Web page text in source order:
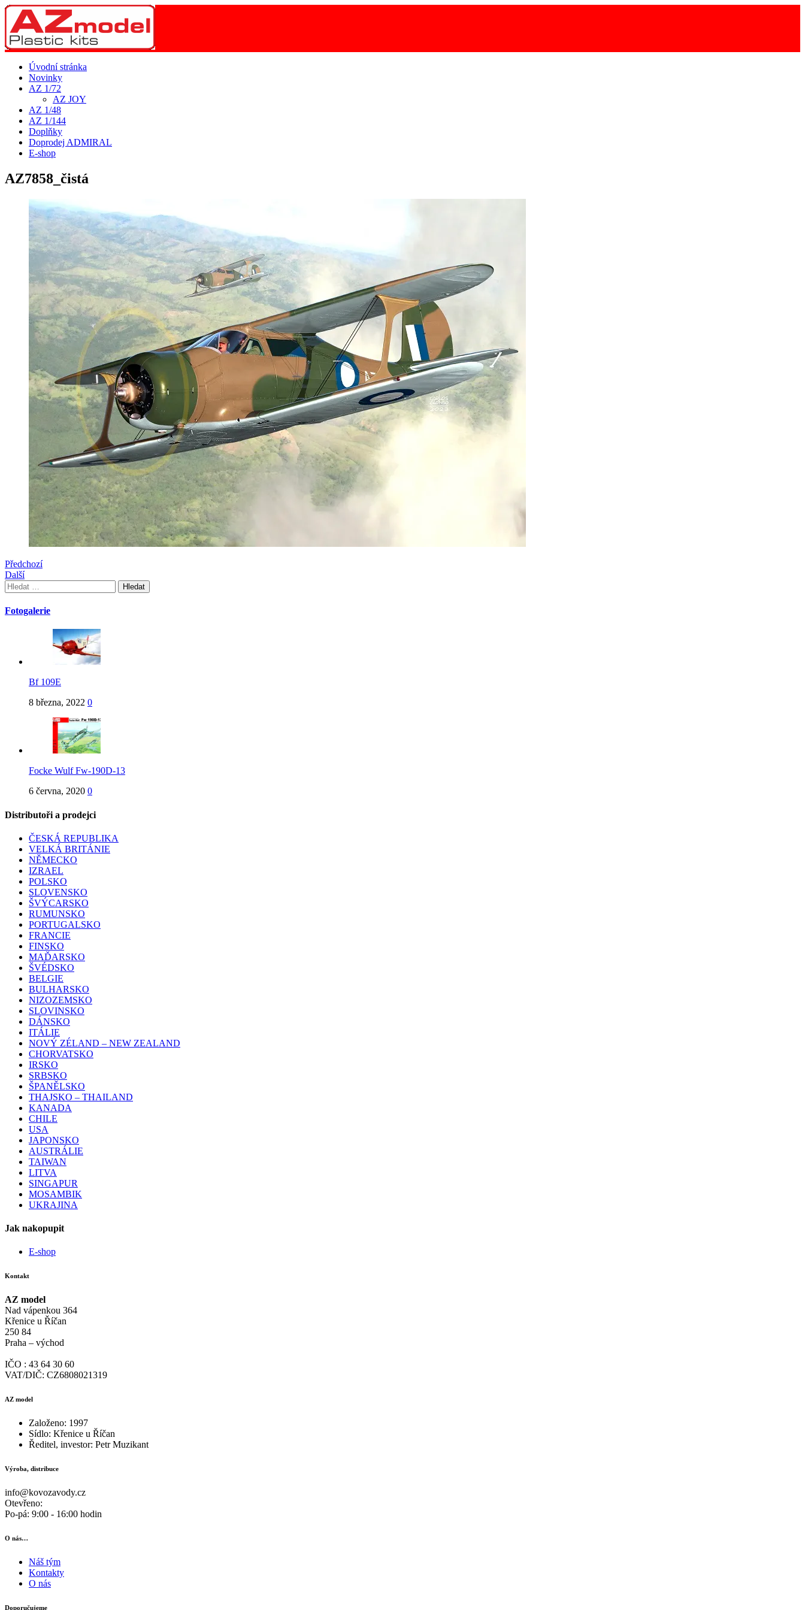
Úvodní stránka
Novinky
AZ 1/72
AZ JOY
AZ 1/48
AZ 1/144
Doplňky
Doprodej ADMIRAL
E-shop
AZ7858_čistá
Předchozí
Další
Vyhledávání
Fotogalerie
Bf 109E
8 března, 2022 0
Focke Wulf Fw-190D-13
6 června, 2020 0
Distributoři a prodejci
ČESKÁ REPUBLIKA
VELKÁ BRITÁNIE
NĚMECKO
IZRAEL
POLSKO
SLOVENSKO
ŠVÝCARSKO
RUMUNSKO
PORTUGALSKO
FRANCIE
FINSKO
MAĎARSKO
ŠVÉDSKO
BELGIE
BULHARSKO
NIZOZEMSKO
SLOVINSKO
DÁNSKO
ITÁLIE
NOVÝ ZÉLAND – NEW ZEALAND
CHORVATSKO
IRSKO
SRBSKO
ŠPANĚLSKO
THAJSKO – THAILAND
KANADA
CHILE
USA
JAPONSKO
AUSTRÁLIE
TAIWAN
LITVA
SINGAPUR
MOSAMBIK
UKRAJINA
Jak nakopupit
E-shop
Kontakt
AZ model
Nad vápenkou 364
Křenice u Říčan
250 84
Praha – východ
IČO : 43 64 30 60
VAT/DIČ: CZ6808021319
AZ model
Založeno: 1997
Sídlo: Křenice u Říčan
Ředitel, investor: Petr Muzikant
Výroba, distribuce
info@kovozavody.cz
Otevřeno:
Po-pá: 9:00 - 16:00 hodin
O nás…
Náš tým
Kontakty
O nás
Doporučujeme